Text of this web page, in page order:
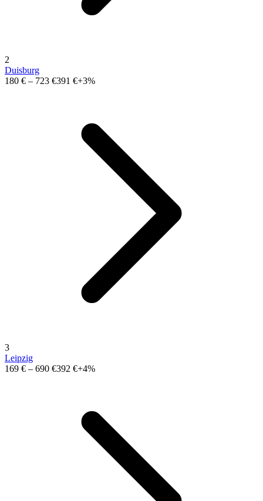
2
Duisburg
180 € – 723 €391 €+3%
3
Leipzig
169 € – 690 €392 €+4%